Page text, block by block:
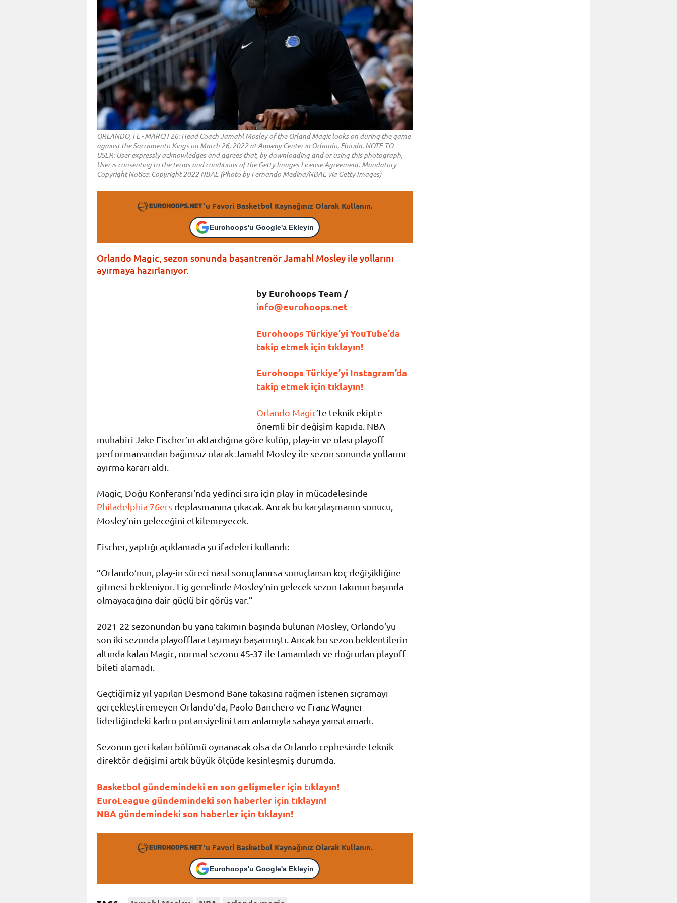
ORLANDO, FL - MARCH 26: Head Coach Jamahl Mosley of the Orland Magic looks on during the game
against the Sacramento Kings on March 26, 2022 at Amway Center in Orlando, Florida. NOTE TO
USER: User expressly acknowledges and agrees that, by downloading and or using this photograph,
User is consenting to the terms and conditions of the Getty Images License Agreement. Mandatory
Copyright Notice: Copyright 2022 NBAE (Photo by Fernando Medina/NBAE via Getty Images)
'u Favori Basketbol Kaynağınız Olarak Kullanın.
Eurohoops'u Google'a Ekleyin
Orlando Magic, sezon sonunda başantrenör Jamahl Mosley ile yollarını
ayırmaya hazırlanıyor.
by Eurohoops Team /
info@eurohoops.net
Eurohoops Türkiye’yi YouTube’da
takip etmek için tıklayın!
Eurohoops Türkiye’yi Instagram’da
takip etmek için tıklayın!
Orlando Magic’te teknik ekipte
önemli bir değişim kapıda. NBA
muhabiri Jake Fischer’ın aktardığına göre kulüp, play-in ve olası playoff
performansından bağımsız olarak Jamahl Mosley ile sezon sonunda yollarını
ayırma kararı aldı.
Magic, Doğu Konferansı’nda yedinci sıra için play-in mücadelesinde
Philadelphia 76ers deplasmanına çıkacak. Ancak bu karşılaşmanın sonucu,
Mosley’nin geleceğini etkilemeyecek.
Fischer, yaptığı açıklamada şu ifadeleri kullandı:
“Orlando’nun, play-in süreci nasıl sonuçlanırsa sonuçlansın koç değişikliğine
gitmesi bekleniyor. Lig genelinde Mosley’nin gelecek sezon takımın başında
olmayacağına dair güçlü bir görüş var.”
2021-22 sezonundan bu yana takımın başında bulunan Mosley, Orlando’yu
son iki sezonda playofflara taşımayı başarmıştı. Ancak bu sezon beklentilerin
altında kalan Magic, normal sezonu 45-37 ile tamamladı ve doğrudan playoff
bileti alamadı.
Geçtiğimiz yıl yapılan Desmond Bane takasına rağmen istenen sıçramayı
gerçekleştiremeyen Orlando’da, Paolo Banchero ve Franz Wagner
liderliğindeki kadro potansiyelini tam anlamıyla sahaya yansıtamadı.
Sezonun geri kalan bölümü oynanacak olsa da Orlando cephesinde teknik
direktör değişimi artık büyük ölçüde kesinleşmiş durumda.
Basketbol gündemindeki en son gelişmeler için tıklayın!
EuroLeague gündemindeki son haberler için tıklayın!
NBA gündemindeki son haberler için tıklayın!
'u Favori Basketbol Kaynağınız Olarak Kullanın.
Eurohoops'u Google'a Ekleyin